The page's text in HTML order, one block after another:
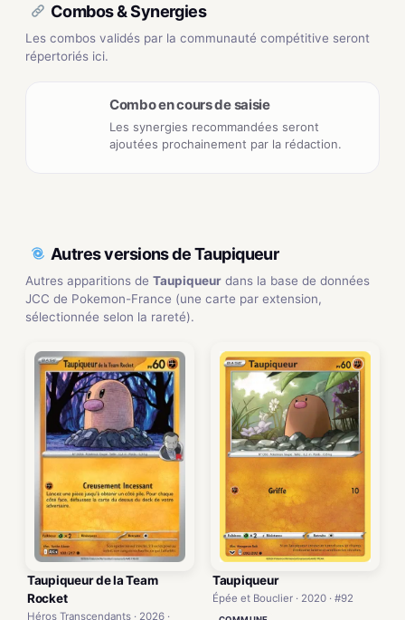
Combos & Synergies
Les combos validés par la communauté compétitive seront
répertoriés ici.
Combo en cours de saisie
Les synergies recommandées seront
ajoutées prochainement par la rédaction.
Autres versions de Taupiqueur
Autres apparitions de Taupiqueur dans la base de données
JCC de Pokemon-France (une carte par extension,
sélectionnée selon la rareté).
Taupiqueur de la Team
Rocket
Héros Transcendants · 2026 ·
Taupiqueur
Épée et Bouclier · 2020 · #92